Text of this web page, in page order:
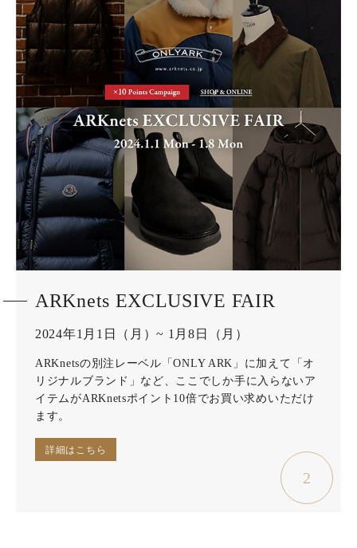
ARKnets EXCLUSIVE FAIR
2024年1月1日（月）~ 1月8日（月）
ARKnetsの別注レーベル「ONLY ARK」に加えて「オ
リジナルブランド」など、ここでしか手に入らないア
イテムがARKnetsポイント10倍でお買い求めいただけ
ます。
詳細はこちら
2